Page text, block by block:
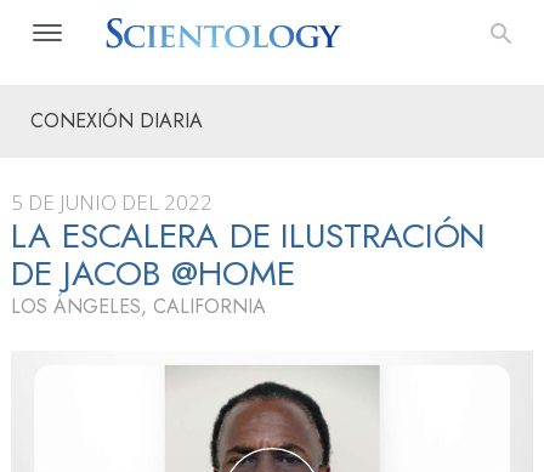
CONEXIÓN DIARIA
5 DE JUNIO DEL 2022
LA ESCALERA DE ILUSTRACIÓN
DE JACOB @HOME
LOS ÁNGELES, CALIFORNIA